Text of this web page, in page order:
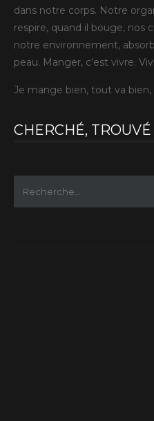
dans notre corps. Notre
respire, quand il bouge, nos
notre environnement,
peau. Manger, c’est vivre.
Je mange bien, tout va bien,
CHERCHÉ, TROUVÉ